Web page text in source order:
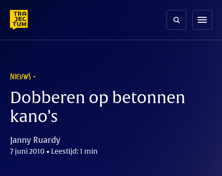
content
menu
NIEUWS
Dobberen op betonnen
kano’s
Janny Ruardy
7 juni 2010 • Leestijd: 1 min